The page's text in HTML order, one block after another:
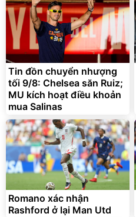
đ
Flash Sale
Bạt phủ xe ô tô cao cấp,
tráng nhôm 03 lớp
392.000đ
325.000
Đã bán nhiều
Tin đồn chuyển nhượng
tối 9/8: Chelsea săn Ruiz;
MU kích hoạt điều khoản
mua Salinas
Romano xác nhận
Rashford ở lại Man Utd